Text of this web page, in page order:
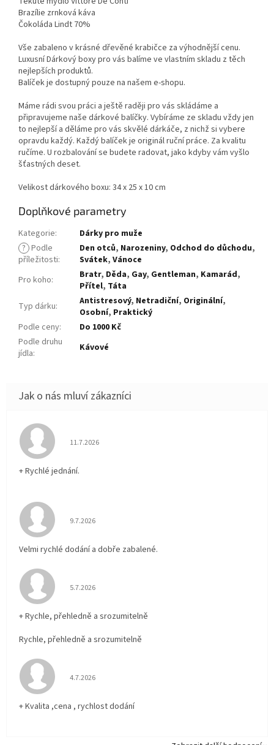
Brazílie zrnková káva
Čokoláda Lindt 70%
Vše zabaleno v krásné dřevěné krabičce za výhodnější cenu.
Luxusní Dárkový boxy pro vás balíme ve vlastním skladu z těch
nejlepších produktů.
Balíček je dostupný pouze na našem e-shopu.
Máme rádi svou práci a ještě raději pro vás skládáme a
připravujeme naše dárkové balíčky. Vybíráme ze skladu vždy jen
to nejlepší a děláme pro vás skvělé dárkáče, z nichž si vybere
opravdu každý. Každý balíček je originál ruční práce. Za kvalitu
ručíme. U rozbalování se budete radovat, jako kdyby vám vyšlo
šťastných deset.
Velikost dárkového boxu: 34 x 25 x 10 cm
Doplňkové parametry
Kategorie:
Dárky pro muže
? Podle
příležitosti:
Den otců, Narozeniny, Odchod do důchodu,
Svátek, Vánoce
Pro koho: Bratr, Děda, Gay, Gentleman, Kamarád,
Přítel, Táta
Typ dárku: Antistresový, Netradiční, Originální,
Osobní, Praktický
Podle ceny:
Do 1000 Kč
Podle druhu
jídla: Kávové
Hodnocení obchodu je 5 z 5 hvězdiček.
11.7.2026
+ Rychlé jednání.
Hodnocení obchodu je 5 z 5 hvězdiček.
9.7.2026
Velmi rychlé dodání a dobře zabalené.
Hodnocení obchodu je 5 z 5 hvězdiček.
5.7.2026
+ Rychle, přehledně a srozumitelně
Rychle, přehledně a srozumitelně
Hodnocení obchodu je 5 z 5 hvězdiček.
4.7.2026
+ Kvalita ,cena , rychlost dodání